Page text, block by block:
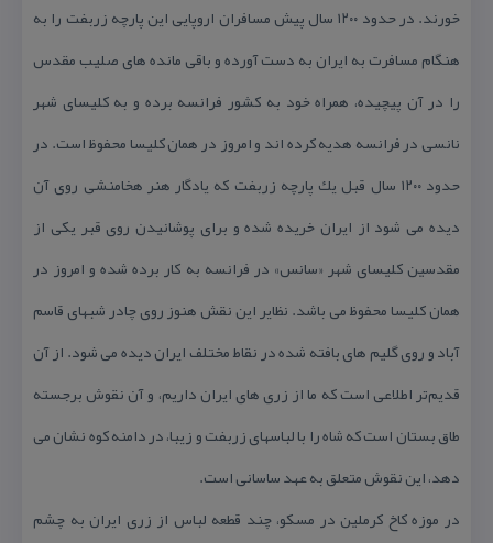
خورند. در حدود ۱۲۰۰ سال پیش مسافران اروپایی این پارچه زربفت را به
هنگام مسافرت به ایران به دست آورده و باقی مانده های صلیب مقدس
را در آن پیچیده، همراه خود به كشور فرانسه برده و به كلیسای شهر
نانسی در فرانسه هدیه كرده اند و امروز در همان كلیسا محفوظ است. در
حدود ۱۲۰۰ سال قبل یك پارچه زربفت كه یادگار هنر هخامنشی روی آن
دیده می شود از ایران خریده شده و برای پوشانیدن روی قبر یكی از
مقدسین كلیسای شهر «سانس» در فرانسه به كار برده شده و امروز در
همان كلیسا محفوظ می باشد. نظایر این نقش هنوز روی چادر شبهای قاسم
آباد و روی گلیم های بافته شده در نقاط مختلف ایران دیده می شود. از آن
قدیم‌تر اطلاعی است كه ما از زری های ایران داریم، و آن نقوش برجسته
طاق بستان است كه شاه را با لباسهای زربفت و زیبا، در دامنه كوه نشان می
دهد، این نقوش متعلق به عهد ساسانی است.
در موزه كاخ كرملین در مسكو، چند قطعه لباس از زری ایران به چشم